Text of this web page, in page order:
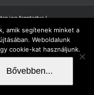
jog fenntartva |
amik segítenek minket a
Weboldalunk
cookie-kat használjunk.
Bővebben...